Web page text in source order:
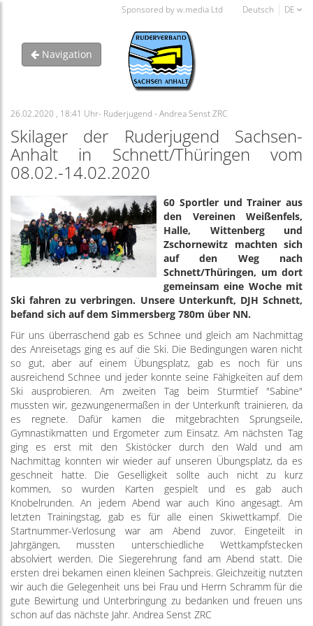
Sponsored by w.media Ltd Deutsch DE
Navigation
26.02.2020 , 18:41 Uhr- Ruderjugend - Andrea Senst ZRC
Skilager der Ruderjugend Sachsen-
Anhalt in Schnett/Thüringen vom
08.02.-14.02.2020
60 Sportler und Trainer aus
den Vereinen Weißenfels,
Halle, Wittenberg und
Zschornewitz machten sich
auf den Weg nach
Schnett/Thüringen, um dort
gemeinsam eine Woche mit
Ski fahren zu verbringen. Unsere Unterkunft, DJH Schnett,
befand sich auf dem Simmersberg 780m über NN.
Für uns überraschend gab es Schnee und gleich am Nachmittag
des Anreisetags ging es auf die Ski. Die Bedingungen waren nicht
so gut, aber auf einem Übungsplatz, gab es noch für uns
ausreichend Schnee und jeder konnte seine Fähigkeiten auf dem
Ski ausprobieren. Am zweiten Tag beim Sturmtief "Sabine"
mussten wir, gezwungenermaßen in der Unterkunft trainieren, da
es regnete. Dafür kamen die mitgebrachten Sprungseile,
Gymnastikmatten und Ergometer zum Einsatz. Am nächsten Tag
ging es erst mit den Skistöcker durch den Wald und am
Nachmittag konnten wir wieder auf unseren Übungsplatz, da es
geschneit hatte. Die Geselligkeit sollte auch nicht zu kurz
kommen, so wurden Karten gespielt und es gab auch
Knobelrunden. An jedem Abend war auch Kino angesagt. Am
letzten Trainingstag, gab es für alle einen Skiwettkampf. Die
Startnummer-Verlosung war am Abend zuvor. Eingeteilt in
Jahrgängen, mussten unterschiedliche Wettkampfstecken
absolviert werden. Die Siegerehrung fand am Abend statt. Die
ersten drei bekamen einen kleinen Sachpreis. Gleichzeitig nutzten
wir auch die Gelegenheit uns bei Frau und Herrn Schramm für die
gute Bewirtung und Unterbringung zu bedanken und freuen uns
schon auf das nächste Jahr. Andrea Senst ZRC